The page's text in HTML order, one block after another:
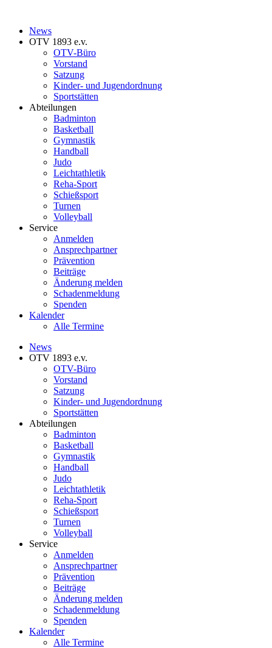
News
OTV 1893 e.v.
OTV-Büro
Vorstand
Satzung
Kinder- und Jugendordnung
Sportstätten
Abteilungen
Badminton
Basketball
Gymnastik
Handball
Judo
Leichtathletik
Reha-Sport
Schießsport
Turnen
Volleyball
Service
Anmelden
Ansprechpartner
Prävention
Beiträge
Änderung melden
Schadenmeldung
Spenden
Kalender
Alle Termine
News
OTV 1893 e.v.
OTV-Büro
Vorstand
Satzung
Kinder- und Jugendordnung
Sportstätten
Abteilungen
Badminton
Basketball
Gymnastik
Handball
Judo
Leichtathletik
Reha-Sport
Schießsport
Turnen
Volleyball
Service
Anmelden
Ansprechpartner
Prävention
Beiträge
Änderung melden
Schadenmeldung
Spenden
Kalender
Alle Termine